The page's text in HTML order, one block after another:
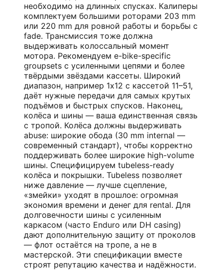
необходимо на длинных спусках. Калиперы
комплектуем большими роторами 203 mm
или 220 mm для ровной работы и борьбы с
fade. Трансмиссия тоже должна
выдерживать колоссальный момент
мотора. Рекомендуем e-bike-specific
groupsets с усиленными цепями и более
твёрдыми звёздами кассеты. Широкий
диапазон, например 1x12 с кассетой 11–51,
даёт нужные передачи для самых крутых
подъёмов и быстрых спусков. Наконец,
колёса и шины — ваша единственная связь
с тропой. Колёса должны выдерживать
abuse: широкие обода (30 mm internal —
современный стандарт), чтобы корректно
поддерживать более широкие high-volume
шины. Специфицируем tubeless-ready
колёса и покрышки. Tubeless позволяет
ниже давление — лучше сцепление,
«змейки» уходят в прошлое: огромная
экономия времени и денег для rental. Для
долговечности шины с усиленным
каркасом (часто Enduro или DH casing)
дают дополнительную защиту от проколов
— флот остаётся на тропе, а не в
мастерской. Эти спецификации вместе
строят репутацию качества и надёжности.